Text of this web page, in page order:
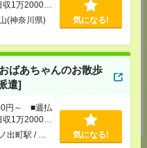
1万2000円
(神奈川県)
気になる!
ばあちゃんのお散歩
遣]
円～ ■週払
1万2000円
出町駅 / … 気になる!
フ宇都宮スクエア8F 東武宇都宮
ださい
ル8F 高崎駅徒歩1分
ださい